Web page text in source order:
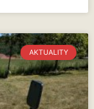
AKTUALITY